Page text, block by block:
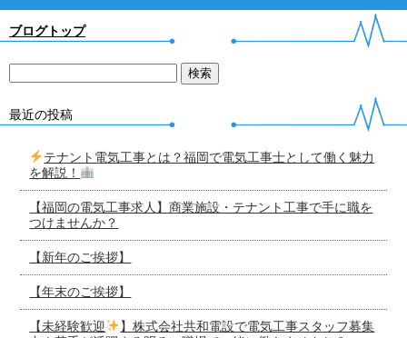
ブログトップ
最近の投稿
テナント電気工事とは？福岡で電気工事士として働く魅力
を解説！
【福岡の電気工事求人】商業施設・テナント工事で手に職を
つけませんか？
【新年のご挨拶】
【年末のご挨拶】
【未経験歓迎
】株式会社共和電設で電気工事スタッフ募集